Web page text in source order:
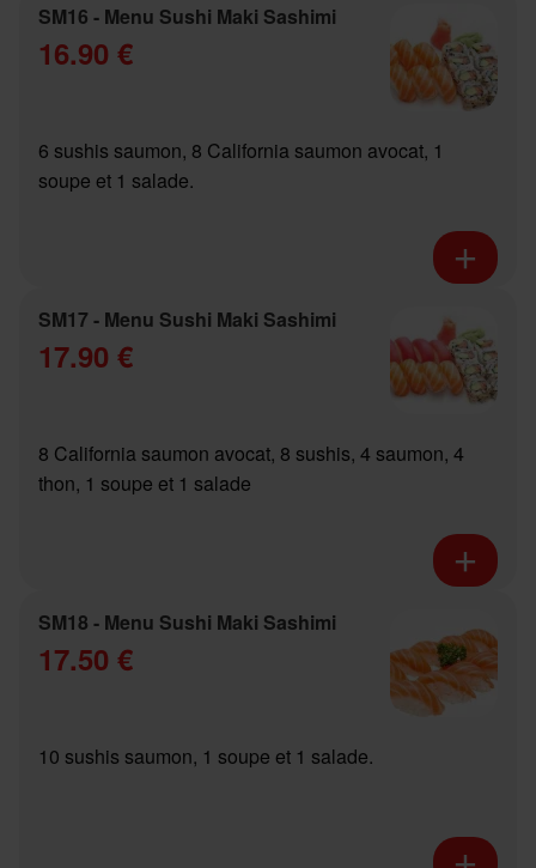
SM16 - Menu Sushi Maki Sashimi
16.90 €
6 sushis saumon, 8 California saumon avocat, 1
soupe et 1 salade.
SM17 - Menu Sushi Maki Sashimi
17.90 €
8 California saumon avocat, 8 sushis, 4 saumon, 4
thon, 1 soupe et 1 salade
SM18 - Menu Sushi Maki Sashimi
17.50 €
10 sushis saumon, 1 soupe et 1 salade.